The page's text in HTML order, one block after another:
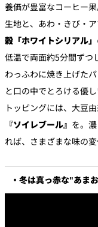
養価が豊富なコーヒー
生地と、あわ・きび・
穀「ホワイトシリアル」
低温で両面約5分間ずつ
わっふわに焼き上げた
と口の中でとろける優
トッピングには、大豆
『ソイレブール』 を。
れば、さまざまな味の
・冬は真っ赤な"あま